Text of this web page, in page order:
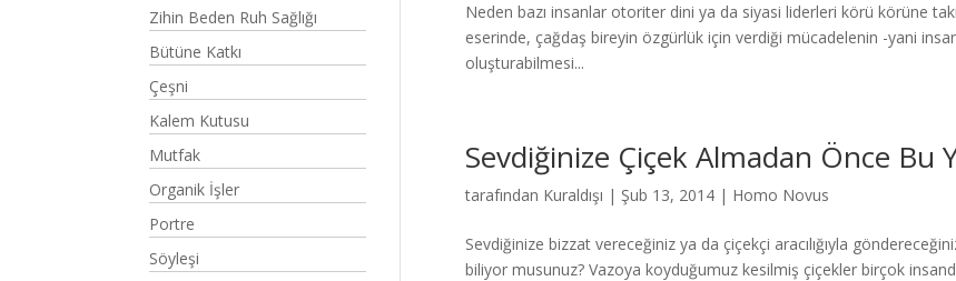
Neden bazı insanlar otoriter dini ya da siyasi liderleri körü körüne
eserinde, çağdaş bireyin özgürlük için verdiği mücadelenin -yani
oluşturabilmesi...
Sevdiğinize Çiçek Almadan Önce Bu
tarafından Kuraldışı | Şub 13, 2014| Homo Novus
Sevdiğinize bizzat vereceğiniz ya da çiçekçi aracılığıyla
biliyor musunuz? Vazoya koyduğumuz kesilmiş çiçekler birçok
Zihin Beden Ruh Sağlığı
Bütüne Katkı
Çeşni
Kalem Kutusu
Mutfak
Organik İşler
Portre
Söyleşi